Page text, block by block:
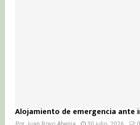
Alojamiento de emergencia ante